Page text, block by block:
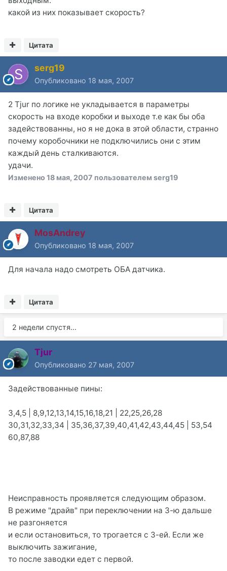
какой из них показывает скорость?
Цитата
serg19
Опубликовано 18 мая, 2007
2 Tjur по логике не укладывается в параметры
скорость на входе коробки и выходе т.е как бы оба
задействованны, но я не дока в этой области, странно
почему коробочники не подключились они с этим
каждый день сталкиваются.
удачи.
Изменено 18 мая, 2007 пользователем serg19
Цитата
MosAndrey
Опубликовано 18 мая, 2007
Для начала надо смотреть ОБА датчика.
Цитата
2 недели спустя...
Tjur
Опубликовано 27 мая, 2007
Задействованные пины:
3,4,5 | 8,9,12,13,14,15,16,18,21 | 22,25,26,28
30,31,32,33,34 | 35,36,37,39,40,41,42,43,44,45 | 53,54
60,87,88
Неисправность проявляется следующим образом.
В режиме "драйв" при переключении на 3-ю дальше
не разгоняется
и если остановиться, то трогается с 3-ей. Если же
выключить зажигание,
то после заводки едет с первой.